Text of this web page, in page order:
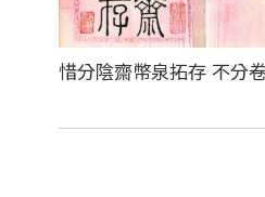
惜分陰齋幣泉拓存 不分